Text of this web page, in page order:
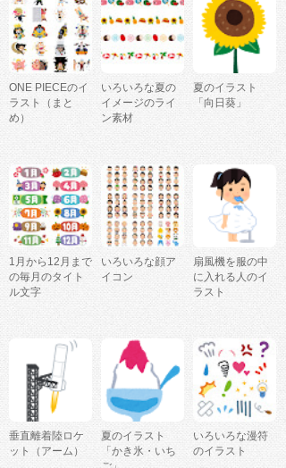
ONE PIECEのイ
ラスト（まと
め）
いろいろな夏の
イメージのライ
ン素材
夏のイラスト
「向日葵」
1月から12月まで
の毎月のタイト
ル文字
いろいろな顔ア
イコン
扇風機を服の中
に入れる人のイ
ラスト
垂直離着陸ロケ
ット（アーム）
夏のイラスト
「かき氷・いち
いろいろな漫符
のイラスト